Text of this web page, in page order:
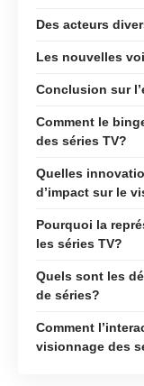
Des acteurs
Les nouvelles
Conclusion sur
Comment le
des séries TV?
Quelles
d’impact sur le
Pourquoi la
les séries TV?
Quels sont les
de séries?
Comment
visionnage des